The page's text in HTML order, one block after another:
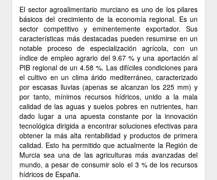
El sector agroalimentario murciano es uno de los pilares
básicos del crecimiento de la economía regional. Es un
sector competitivo y eminentemente exportador. Sus
características más destacadas pueden resumirse en un
notable proceso de especialización agrícola, con un
índice de empleo agrario del 9.67 % y una aportación al
PIB regional de un 4.58 %. Las difíciles condiciones para
el cultivo en un clima árido mediterráneo, caracterizado
por escasas lluvias (apenas se alcanzan los 225 mm) y
por tanto, mínimos recursos hídricos, unido a la mala
calidad de las aguas y suelos pobres en nutrientes, han
dado lugar a una apuesta constante por la innovación
tecnológica dirigida a encontrar soluciones efectivas para
obtener la más alta rentabilidad y productos de primera
calidad. Esto ha permitido que actualmente la Región de
Murcia sea una de las agriculturas más avanzadas del
mundo, a pesar de consumir solo el 3 % de los recursos
hídricos de España.